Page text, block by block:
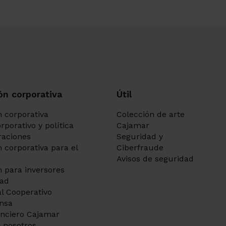
corporativa
corporativa
y política
corporativa para el
para inversores
Cooperativo
Cajamar
Útil
Colección de arte
Cajamar
Seguridad y
Ciberfraude
Avisos de seguridad